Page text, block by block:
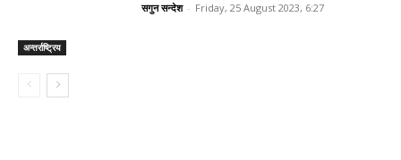
अन्तर्राष्ट्रिय
सगुन सन्देश - Friday, 25 August 2023, 6:27